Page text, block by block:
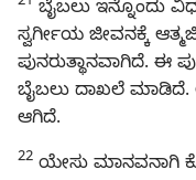
ಬೈಬಲು ಇನ್ನೊಂದು
ಸ್ವರ್ಗೀಯ ಜೀವನಕ್ಕೆ
ಪುನರುತ್ಥಾನವಾಗಿದೆ. ಈ
ಬೈಬಲು ದಾಖಲೆ ಮಾಡಿದೆ.
ಆಗಿದೆ.
22 ಯೇಸು ಮಾನವನಾಗಿ